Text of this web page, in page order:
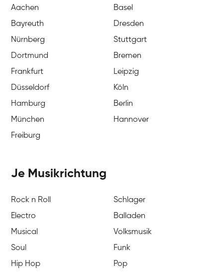
Aachen
Basel
Bayreuth
Dresden
Nürnberg
Stuttgart
Dortmund
Bremen
Frankfurt
Leipzig
Düsseldorf
Köln
Hamburg
Berlin
München
Hannover
Freiburg
Je Musikrichtung
Rock n Roll
Schlager
Electro
Balladen
Musical
Volksmusik
Soul
Funk
Hip Hop
Pop